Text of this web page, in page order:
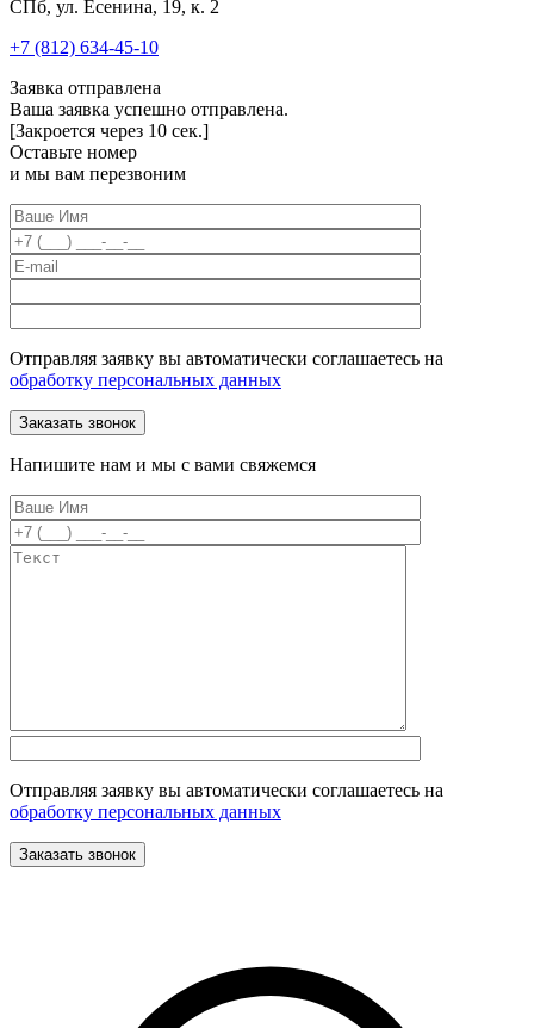
СПб, ул. Есенина, 19, к. 2
+7 (812) 634-45-10
Заявка отправлена
Ваша заявка успешно отправлена.
[Закроется через 10 сек.]
Оставьте номер
и мы вам перезвоним
Отправляя заявку вы автоматически соглашаетесь на
обработку персональных данных
Напишите нам и мы с вами свяжемся
Отправляя заявку вы автоматически соглашаетесь на
обработку персональных данных